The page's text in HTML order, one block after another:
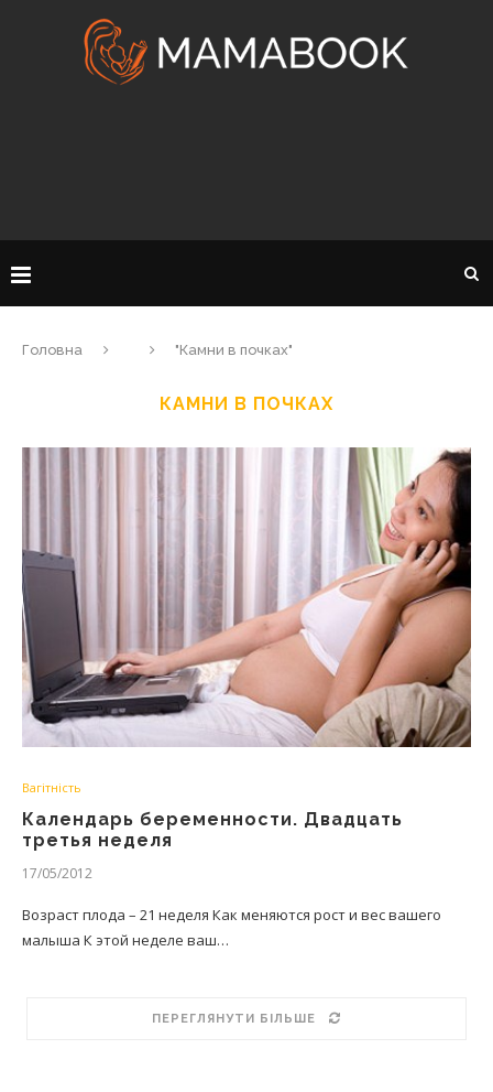
Головна "Камни в почках"
КАМНИ В ПОЧКАХ
Вагітність
Календарь беременности. Двадцать
третья неделя
17/05/2012
Возраст плода – 21 неделя Как меняются рост и вес вашего
малыша К этой неделе ваш…
ПЕРЕГЛЯНУТИ БІЛЬШЕ